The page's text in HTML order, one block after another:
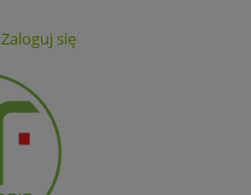
Zaloguj się